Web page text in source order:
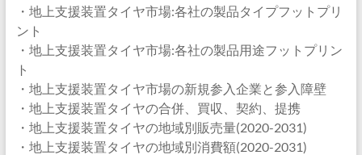
・地上支援装置タイヤ市場:各社の製品タイプフットプリ
ント
・地上支援装置タイヤ市場:各社の製品用途フットプリン
ト
・地上支援装置タイヤ市場の新規参入企業と参入障壁
・地上支援装置タイヤの合併、買収、契約、提携
・地上支援装置タイヤの地域別販売量(2020-2031)
・地上支援装置タイヤの地域別消費額(2020-2031)